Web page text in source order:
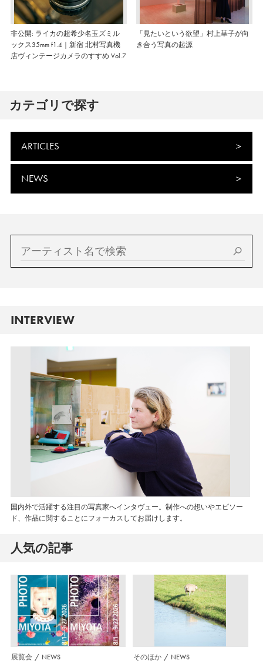
非公開: ライカの超希少名玉ズミル
ックス35mm f1.4｜新宿 北村写真機
店ヴィンテージカメラのすすめ Vol.7
「見たいという欲望」村上華子が向
き合う写真の起源
カテゴリで探す
ARTICLES
NEWS
INTERVIEW
国内外で活躍する注目の写真家へインタヴュー。制作への想いやエピソー
ド、作品に関することにフォーカスしてお届けします。
人気の記事
展覧会 NEWS そのほか NEWS